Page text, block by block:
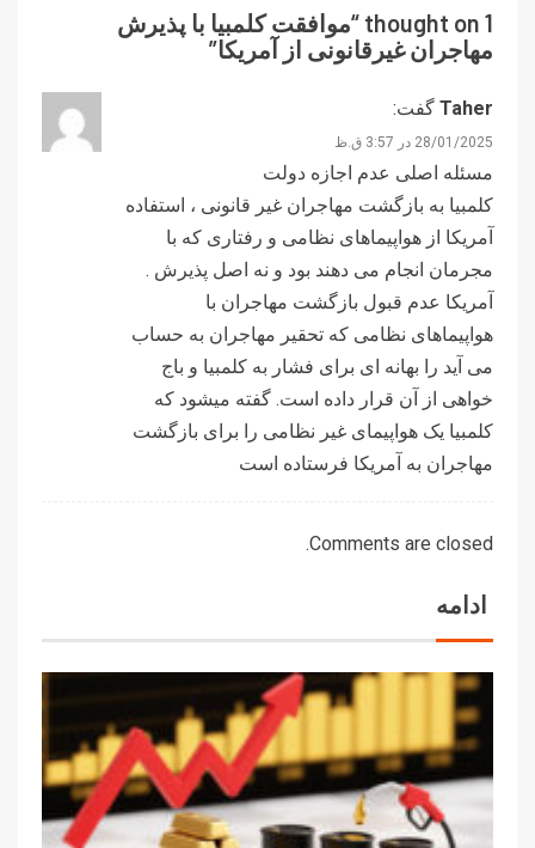
1 thought on “
موافقت کلمبیا با پذیرش
مهاجران غیرقانونی از آمریکا”
Taher گفت:
28/01/2025 در 3:57 ق.ظ
مسئله اصلی عدم اجازه دولت
کلمبیا به بازگشت مهاجران غیر قانونی ، استفاده
آمریکا از هواپیماهای نظامی و رفتاری که با
مجرمان انجام می دهند بود و نه اصل پذیرش .
آمریکا عدم قبول بازگشت مهاجران با
هواپیماهای نظامی که تحقیر مهاجران به حساب
می آید را بهانه ای برای فشار به کلمبیا و باج
خواهی از آن قرار داده است. گفته میشود که
کلمبیا یک هواپیمای غیر نظامی را برای بازگشت
مهاجران به آمریکا فرستاده است
Comments are closed.
ادامه